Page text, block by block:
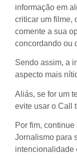
informação em
criticar um filme,
comente a sua
concordando ou
Sendo assim, a
aspecto mais
Aliás, se for um
evite usar o Call
Por fim,
Jornalismo para
intencionalidade